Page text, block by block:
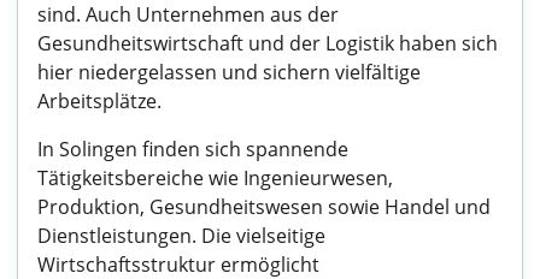
sind. Auch Unternehmen aus der
Gesundheitswirtschaft und der Logistik haben sich
hier niedergelassen und sichern vielfältige
Arbeitsplätze.
In Solingen finden sich spannende
Tätigkeitsbereiche wie Ingenieurwesen,
Produktion, Gesundheitswesen sowie Handel und
Dienstleistungen. Die vielseitige
Wirtschaftsstruktur ermöglicht